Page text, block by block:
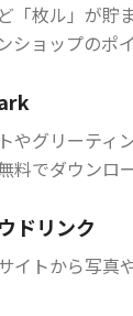
「枚ル」が貯
ショップのポ
やグリーティ
料でダウンロ
ドリンク
イトから写真